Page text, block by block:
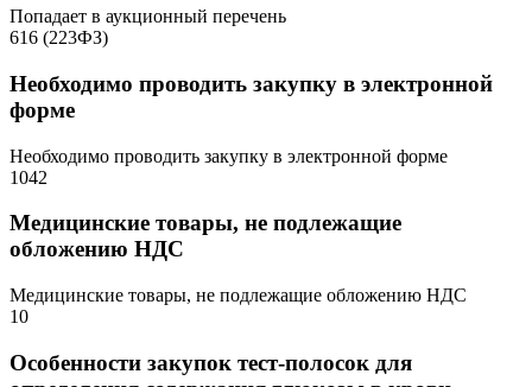
Попадает в аукционный перечень
616 (223ФЗ)
Необходимо проводить закупку в электронной
форме
Необходимо проводить закупку в электронной форме
1042
Медицинские товары, не подлежащие
обложению НДС
Медицинские товары, не подлежащие обложению НДС
10
Особенности закупок тест-полосок для